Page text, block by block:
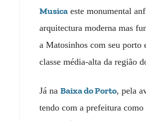
Musica este monumental
arquitectura moderna mas
a Matosinhos com seu porto
classe média-alta da região
Já na Baixa do Porto, pela
tendo com a prefeitura